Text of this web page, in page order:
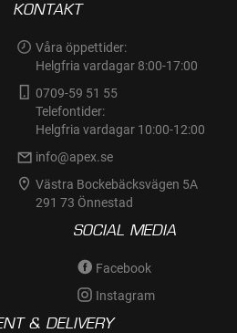
KONTAKT
Våra öppettider:
Helgfria vardagar 8:00-17:00
0709-59 51 55
Telefontider:
Helgfria vardagar 10:00-12:00
info@apex.se
Västra Bockebäcksvägen 5A
291 73 Önnestad
SOCIAL MEDIA
Facebook
Instagram
& DELIVERY